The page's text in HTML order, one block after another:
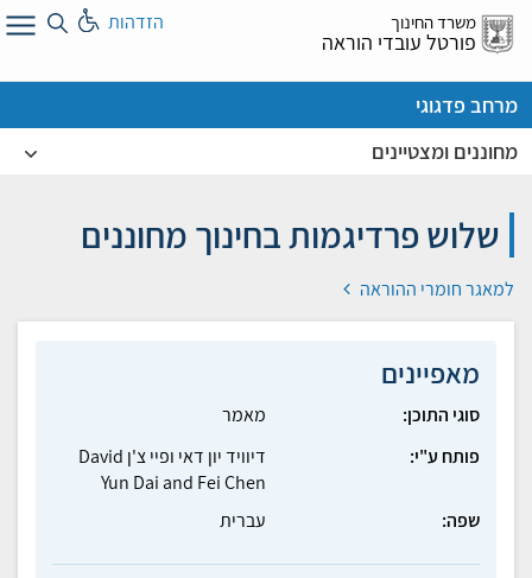
דלג
אל
משרד החינוך
פורטל עובדי הוראה
הזדהות
מרחב פדגוגי
מחוננים ומצטיינים
שלוש פרדיגמות בחינוך מחוננים
למאגר חומרי ההוראה
מאפיינים
סוגי התוכן:
מאמר
פותח ע"י:
דיוויד יון דאי ופיי צ'ן David
Yun Dai and Fei Chen
שפה:
עברית